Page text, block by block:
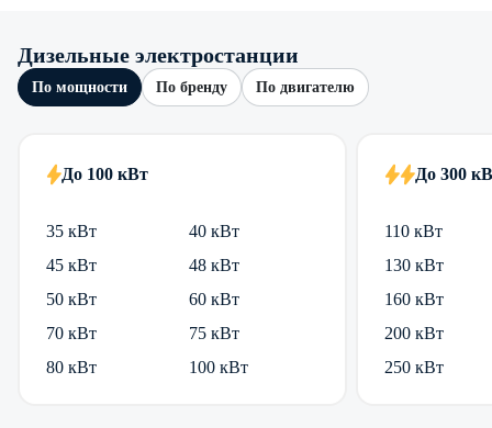
Дизельные электростанции
По мощности По бренду По двигателю
До 100 кВт
35 кВт
40 кВт
45 кВт
48 кВт
50 кВт
60 кВт
70 кВт
75 кВт
80 кВт
100 кВт
До 300
110 кВт
130 кВт
160 кВт
200 кВт
250 кВт